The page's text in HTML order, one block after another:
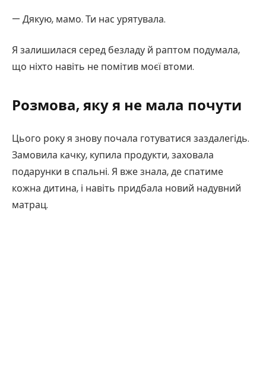
— Дякую, мамо. Ти нас урятувала.
Я залишилася серед безладу й раптом подумала,
що ніхто навіть не помітив моєї втоми.
Розмова, яку я не мала почути
Цього року я знову почала готуватися заздалегідь.
Замовила качку, купила продукти, заховала
подарунки в спальні. Я вже знала, де спатиме
кожна дитина, і навіть придбала новий надувний
матрац.